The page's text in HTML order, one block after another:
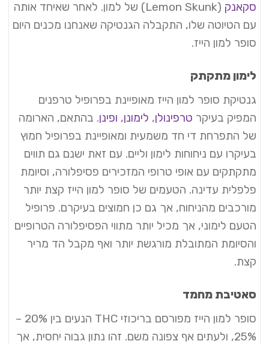
סקאנק
(Lemon Skunk) של למון. לאחר שאיחד אותה
עם הטיוטה שלו, התקבלה הגנטיקה שאנחנו מכנים היום
סופר למון הייז.
לימון מתקתק
גנטיקת סופר למון הייז מאופיינת בפרופיל טרפנים
המפיק בעיקר טרפינולן, לימונן, ופינן. בהתאם, הארומה
של התפרחת די חד משמעית ומאופיינת בפרופיל חמוץ
בעיקרו עם ניחוחות לימון וליים. עם זאת ישנם גם תווים
מתקתקים עם אופי טרופי המזכירים פסיפלורה, וסיומת
פלפלית עדינה. הטעמים של סופר למון הייז קצת יותר
מורכבים מהניחוח, אך גם כן חמוצים בעיקרם. פרופיל
הטעם לימוני, אך מכיל יותר מתווי הפסיפלורה הטרופיים
והסיומת המתובלת מורגשת יותר ואף מקבל הד מריר
קצת.
סאטיבת מחמד
סופר למון הייז מפורסם בריכוזי THC הנעים בין 20% –
25%, ולעתים אף צפונה משם. זהו נתון גבוה יחסית, אך